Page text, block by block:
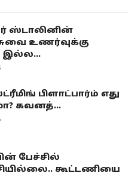
ஸ்டாலினின்
உணர்வுக்கு
பிளாட்பார்ம் எது
கவனத்...
பேச்சில்
கூட்டணியை